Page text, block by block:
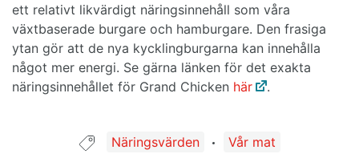
ett relativt likvärdigt näringsinnehåll som våra
växtbaserade burgare och hamburgare. Den frasiga
ytan gör att de nya kycklingburgarna kan innehålla
något mer energi. Se gärna länken för det exakta
näringsinnehållet för Grand Chicken här .
Guide taggad med:
Näringsvärden Vår mat